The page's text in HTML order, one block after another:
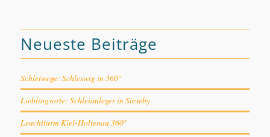
Neueste Beiträge
Schleiwege: Schleswig in 360°
Lieblingsorte: Schleianleger in Sieseby
Leuchtturm Kiel-Holtenau 360°